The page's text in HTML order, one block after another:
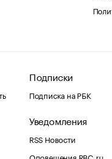
Подписки
Подписка на РБК
Уведомления
RSS Новости
Оповещения RBC.ru